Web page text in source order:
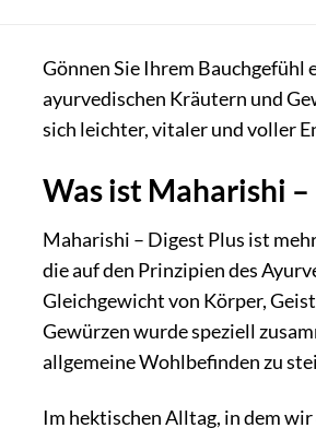
Gönnen Sie Ihrem
ayurvedischen Kräutern und
sich leichter, vitaler und voller
Was ist Maharishi –
Maharishi – Digest Plus ist
die auf den Prinzipien des
Gleichgewicht von Körper,
Gewürzen wurde speziell
allgemeine Wohlbefinden zu
Im hektischen Alltag, in dem